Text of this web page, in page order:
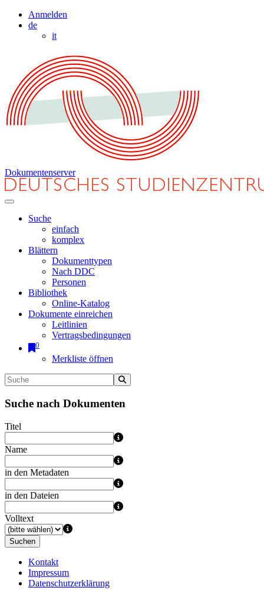
Anmelden
de
it
Dokumentenserver
Suche
einfach
komplex
Blättern
Dokumenttypen
Nach DDC
Personen
Bibliothek
Online-Katalog
Dokumente einreichen
Leitlinien
Vertragsbedingungen
0
Merkliste öffnen
Suche nach Dokumenten
Titel
Name
in den Metadaten
in den Dateien
Volltext
Suchen
Kontakt
Impressum
Datenschutzerklärung